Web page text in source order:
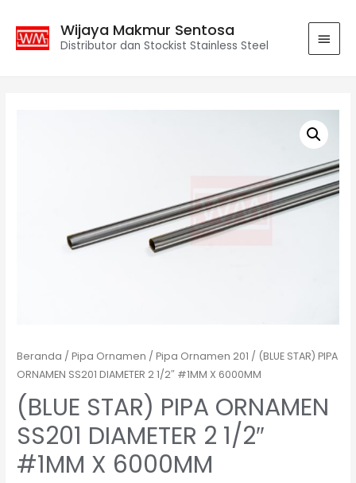
Wijaya Makmur Sentosa
Distributor dan Stockist Stainless Steel
Beranda /Pipa Ornamen /Pipa Ornamen 201 / (BLUE STAR) PIPA
ORNAMEN SS201 DIAMETER 2 1/2″ #1MM X 6000MM
(BLUE STAR) PIPA ORNAMEN
SS201 DIAMETER 2 1/2″
#1MM X 6000MM